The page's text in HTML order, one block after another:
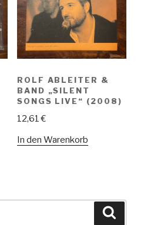
ROLF ABLEITER &
BAND „SILENT
SONGS LIVE“ (2008)
12,61€
In den Warenkorb